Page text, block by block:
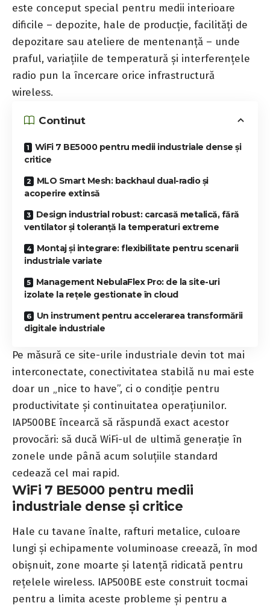
este conceput special pentru medii interioare
dificile – depozite, hale de producție, facilități de
depozitare sau ateliere de mentenanță – unde
praful, variațiile de temperatură și interferențele
radio pun la încercare orice infrastructură
wireless.
Continut
WiFi 7 BE5000 pentru medii industriale dense și
critice
MLO Smart Mesh: backhaul dual-radio și
acoperire extinsă
Design industrial robust: carcasă metalică, fără
ventilator și toleranță la temperaturi extreme
Montaj și integrare: flexibilitate pentru scenarii
industriale variate
Management NebulaFlex Pro: de la site-uri
izolate la rețele gestionate în cloud
Un instrument pentru accelerarea transformării
digitale industriale
Pe măsură ce site-urile industriale devin tot mai
interconectate, conectivitatea stabilă nu mai este
doar un „nice to have”, ci o condiție pentru
productivitate și continuitatea operațiunilor.
IAP500BE încearcă să răspundă exact acestor
provocări: să ducă WiFi-ul de ultimă generație în
zonele unde până acum soluțiile standard
cedează cel mai rapid.
WiFi 7 BE5000 pentru medii
industriale dense și critice
Hale cu tavane înalte, rafturi metalice, culoare
lungi și echipamente voluminoase creează, în mod
obișnuit, zone moarte și latență ridicată pentru
rețelele wireless. IAP500BE este construit tocmai
pentru a limita aceste probleme și pentru a